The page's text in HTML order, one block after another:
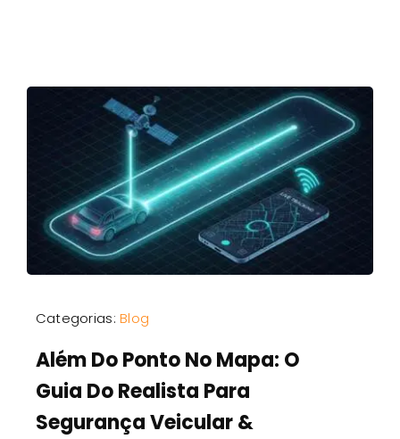
Categorias:Blog
Além Do Ponto No Mapa: O
Guia Do Realista Para
Segurança Veicular &